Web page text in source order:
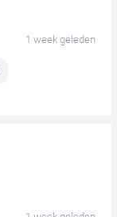
1 week geleden